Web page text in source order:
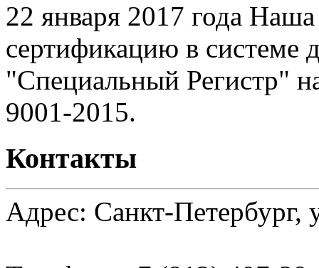
22 января 2017 года
сертификацию в системе
"Специальный Регистр"
9001-2015.
Контакты
Адрес: Санкт-Петербург,